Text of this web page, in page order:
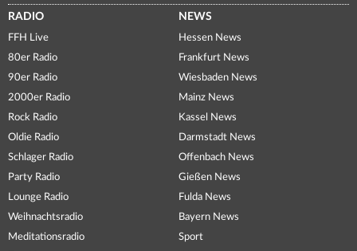
RADIO
FFH Live
80er Radio
90er Radio
2000er Radio
Rock Radio
Oldie Radio
Schlager Radio
Party Radio
Lounge Radio
Weihnachtsradio
Meditationsradio
NEWS
Hessen News
Frankfurt News
Wiesbaden News
Mainz News
Kassel News
Darmstadt News
Offenbach News
Gießen News
Fulda News
Bayern News
Sport